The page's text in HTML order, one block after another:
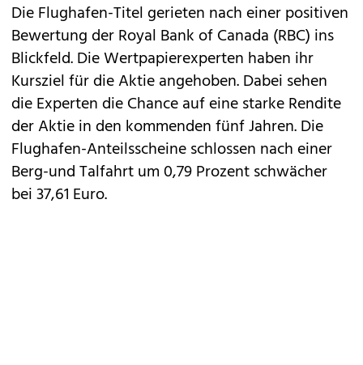
Die Flughafen-Titel gerieten nach einer positiven
Bewertung der Royal Bank of Canada (RBC) ins
Blickfeld. Die Wertpapierexperten haben ihr
Kursziel für die Aktie angehoben. Dabei sehen
die Experten die Chance auf eine starke Rendite
der Aktie in den kommenden fünf Jahren. Die
Flughafen-Anteilsscheine schlossen nach einer
Berg-und Talfahrt um 0,79 Prozent schwächer
bei 37,61 Euro.